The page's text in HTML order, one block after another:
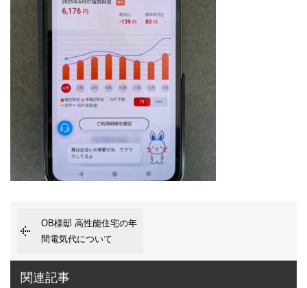
OB様邸 高性能住宅の年
間電気代について
関連記事